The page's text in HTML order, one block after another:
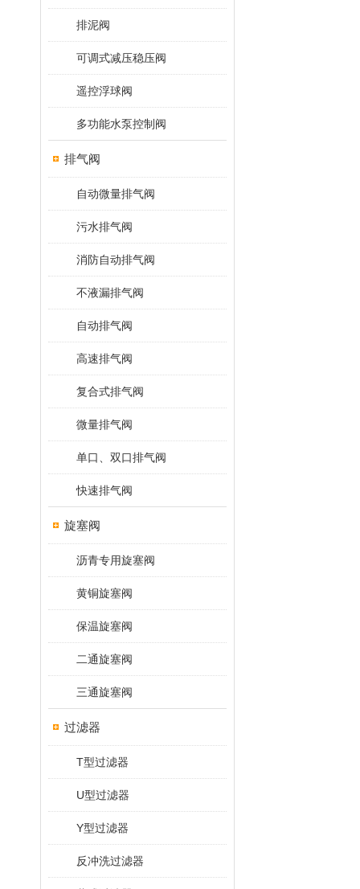
排泥阀
可调式减压稳压阀
遥控浮球阀
多功能水泵控制阀
排气阀
自动微量排气阀
污水排气阀
消防自动排气阀
不液漏排气阀
自动排气阀
高速排气阀
复合式排气阀
微量排气阀
单口、双口排气阀
快速排气阀
旋塞阀
沥青专用旋塞阀
黄铜旋塞阀
保温旋塞阀
二通旋塞阀
三通旋塞阀
过滤器
T型过滤器
U型过滤器
Y型过滤器
反冲洗过滤器